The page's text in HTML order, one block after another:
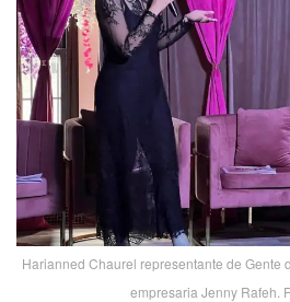
Harianned Chaurel representante de Gente
empresaria Jenny Rafeh.